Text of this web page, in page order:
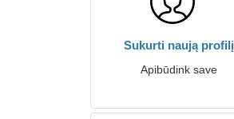
Sukurti naują profilį
Apibūdink save